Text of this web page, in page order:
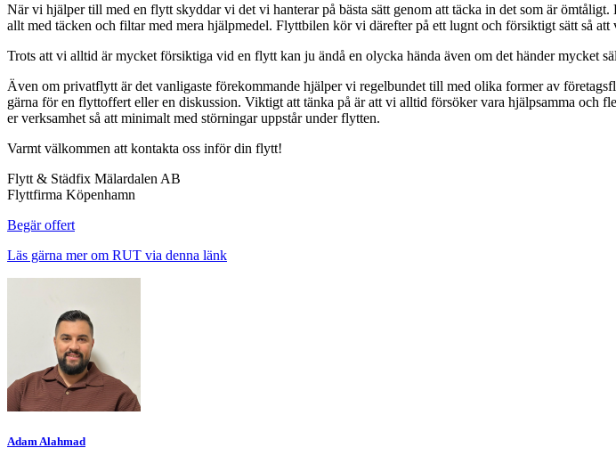
När vi hjälper till med en flytt skyddar vi det vi hanterar på bästa sätt genom att täcka in det som är
allt med täcken och filtar med mera hjälpmedel. Flyttbilen kör vi därefter på ett lugnt och försiktigt sätt så
Trots att vi alltid är mycket försiktiga vid en flytt kan ju ändå en olycka hända även om det händer mycket
Även om privatflytt är det vanligaste förekommande hjälper vi regelbundet till med olika former av
gärna för en flyttoffert eller en diskussion. Viktigt att tänka på är att vi alltid försöker vara hjälpsamma och
er verksamhet så att minimalt med störningar uppstår under flytten.
Varmt välkommen att kontakta oss inför din flytt!
Flytt & Städfix Mälardalen AB
Flyttfirma Köpenhamn
Begär offert
Läs gärna mer om RUT via denna länk
Adam Alahmad